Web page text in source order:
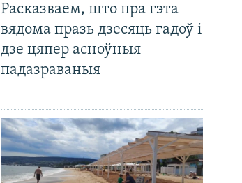
Расказваем, што пра гэта
вядома празь дзесяць гадоў і
дзе цяпер асноўныя
падазраваныя